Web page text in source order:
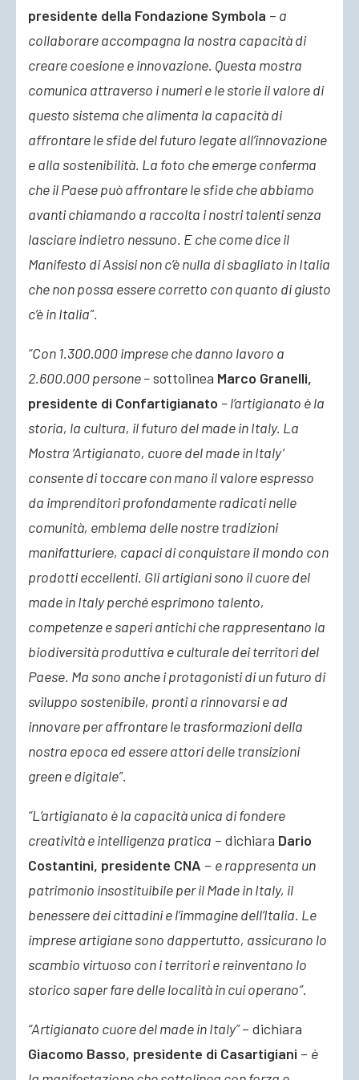
presidente della Fondazione Symbola – a
collaborare accompagna la nostra capacità di
creare coesione e innovazione. Questa mostra
comunica attraverso i numeri e le storie il valore di
questo sistema che alimenta la capacità di
affrontare le sfide del futuro legate all’innovazione
e alla sostenibilità. La foto che emerge conferma
che il Paese può affrontare le sfide che abbiamo
avanti chiamando a raccolta i nostri talenti senza
lasciare indietro nessuno. E che come dice il
Manifesto di Assisi non c’è nulla di sbagliato in Italia
che non possa essere corretto con quanto di giusto
c’è in Italia”.
“Con 1.300.000 imprese che danno lavoro a
2.600.000 persone –sottolinea Marco Granelli,
presidente di Confartigianato – l’artigianato è la
storia, la cultura, il futuro del made in Italy. La
Mostra ‘Artigianato, cuore del made in Italy’
consente di toccare con mano il valore espresso
da imprenditori profondamente radicati nelle
comunità, emblema delle nostre tradizioni
manifatturiere, capaci di conquistare il mondo con
prodotti eccellenti. Gli artigiani sono il cuore del
made in Italy perché esprimono talento,
competenze e saperi antichi che rappresentano la
biodiversità produttiva e culturale dei territori del
Paese. Ma sono anche i protagonisti di un futuro di
sviluppo sostenibile, pronti a rinnovarsi e ad
innovare per affrontare le trasformazioni della
nostra epoca ed essere attori delle transizioni
green e digitale”.
“L’artigianato è la capacità unica di fondere
creatività e intelligenza pratica – dichiara Dario
Costantini, presidente CNA – e rappresenta un
patrimonio insostituibile per il Made in Italy, il
benessere dei cittadini e l’immagine dell’Italia. Le
imprese artigiane sono dappertutto, assicurano lo
scambio virtuoso con i territori e reinventano lo
storico saper fare delle località in cui operano”.
“Artigianato cuore del made in Italy”– dichiara
Giacomo Basso, presidente di Casartigiani – è